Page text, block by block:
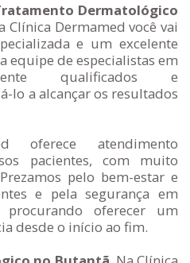
Dermatológico
Clínica Dermamed você vai
e um excelente
equipe de especialistas em
qualificados e
lo a alcançar os resultados
oferece atendimento
pacientes, com muito
pelo bem-estar e
e pela segurança em
procurando oferecer um
desde o início ao fim.